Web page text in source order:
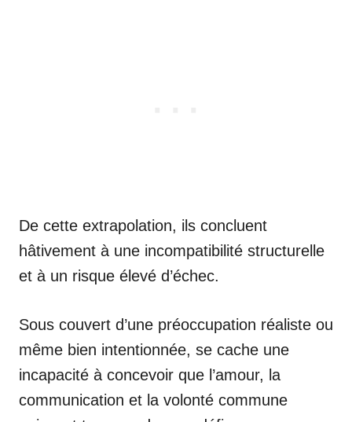
De cette extrapolation, ils concluent
hâtivement à une incompatibilité structurelle
et à un risque élevé d’échec.
Sous couvert d’une préoccupation réaliste ou
même bien intentionnée, se cache une
incapacité à concevoir que l’amour, la
communication et la volonté commune